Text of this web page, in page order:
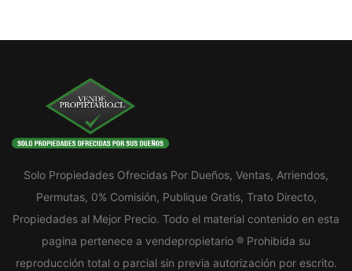
Solo Propiedades Ofrecidas Por Dueños, Ventas, Arriendos,
Permutas, 0% Comisión, Publique Gratis, Trato Directo,
Propiedades al Mejor Precio. Todo el material contenido en esta
pagina pertenece a vendepropietario ® Prohibida su
reproducción total o parcial sin previa autorización por escrito.